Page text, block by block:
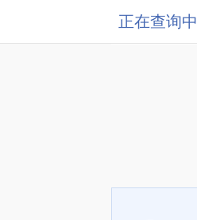
正在查询中